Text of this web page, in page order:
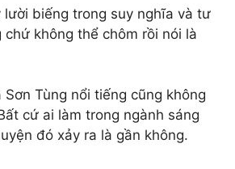
biếng trong suy nghĩa và tư
không thể chôm rồi nói là
Tùng nổi tiếng cũng không
cứ ai làm trong ngành sáng
đó xảy ra là gần không.